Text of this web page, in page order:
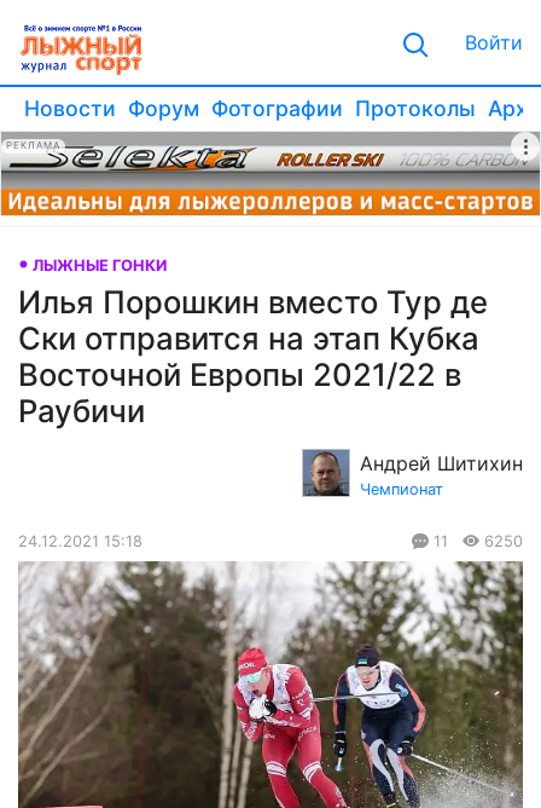
Войти
Новости Форум Фотографии Протоколы
РЕКЛАМА
ЛЫЖНЫЕ ГОНКИ
Илья Порошкин вместо Тур де
Ски отправится на этап Кубка
Восточной Европы 2021/22 в
Раубичи
Андрей Шитихин
Чемпионат
24.12.2021 15:18 11 6250